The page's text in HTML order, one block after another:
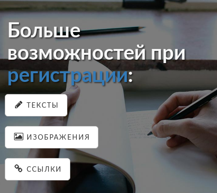
Больше
возможностей при
регистрации:
ТЕКСТЫ
ИЗОБРАЖЕНИЯ
ССЫЛКИ